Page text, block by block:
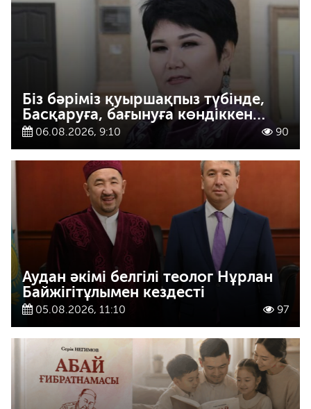
Біз бәріміз қуыршақпыз түбінде,
Басқаруға, бағынуға көндіккен…
06.08.2026, 9:10 90
Аудан әкімі белгілі теолог Нұрлан
Байжігітұлымен кездесті
05.08.2026, 11:10 97